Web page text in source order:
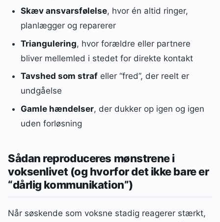
Skæv ansvarsfølelse, hvor én altid ringer,
planlægger og reparerer
Triangulering, hvor forældre eller partnere
bliver mellemled i stedet for direkte kontakt
Tavshed som strafeller “fred”, der reelt er
undgåelse
Gamle hændelser, der dukker op igen og igen
uden forløsning
Sådan reproduceres mønstrene i
voksenlivet (og hvorfor det ikke bare er
“dårlig kommunikation”)
Når søskende som voksne stadig reagerer stærkt,